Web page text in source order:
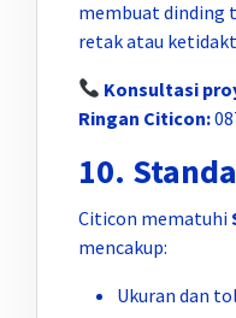
membuat dinding
retak atau
Konsultasi
Ringan Citicon:
10.
Citicon mematuhi
mencakup:
Ukuran dan